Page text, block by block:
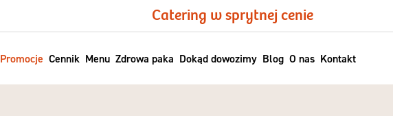
Catering w sprytnej cenie
Promocje Cennik Menu Zdrowa paka Dokąd dowozimy Blog O nas Kontakt